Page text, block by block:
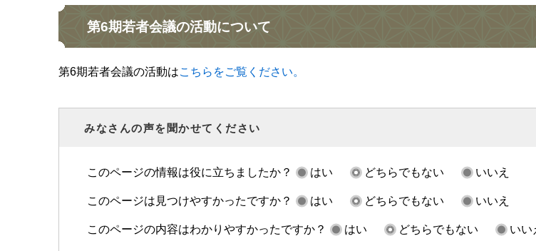
第6期若者会議の活動について
第6期若者会議の活動はこちらをご覧ください。
みなさんの声を聞かせてください
このページの情報は役に立ちましたか？ はい どちらでもない いいえ
このページは見つけやすかったですか？ はい どちらでもない いいえ
このページの内容はわかりやすかったですか？ はい どちらでもない いい